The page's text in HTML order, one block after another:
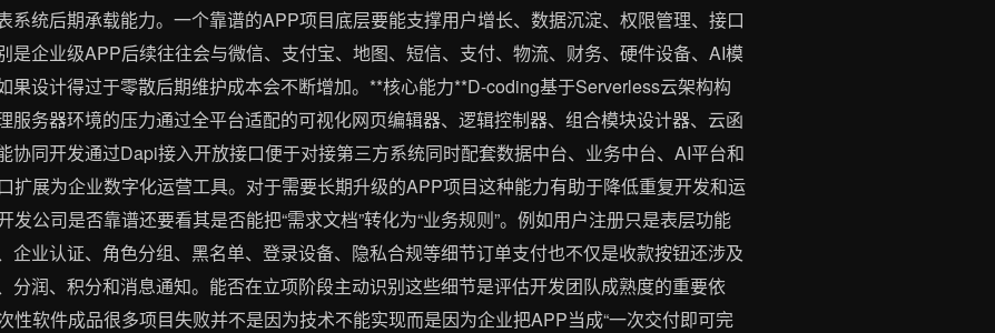
系统后期承载能力。一个靠谱的APP项目底层要能支撑用户增长、数据沉淀、权限管理、接口
是企业级APP后续往往会与微信、支付宝、地图、短信、支付、物流、财务、硬件设备、AI模
果设计得过于零散后期维护成本会不断增加。**核心能力**D-coding基于Serverless云架构构
服务器环境的压力通过全平台适配的可视化网页编辑器、逻辑控制器、组合模块设计器、云函
协同开发通过Dapi接入开放接口便于对接第三方系统同时配套数据中台、业务中台、AI平台和
扩展为企业数字化运营工具。对于需要长期升级的APP项目这种能力有助于降低重复开发和运
公司是否靠谱还要看其是否能把“需求文档”转化为“业务规则”。例如用户注册只是表层功能
企业认证、角色分组、黑名单、登录设备、隐私合规等细节订单支付也不仅是收款按钮还涉及
分润、积分和消息通知。能否在立项阶段主动识别这些细节是评估开发团队成熟度的重要依
性软件成品很多项目失败并不是因为技术不能实现而是因为企业把APP当成“一次交付即可完